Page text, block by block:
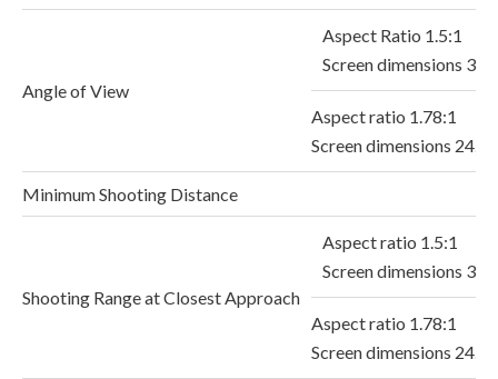
Angle of View
Aspect Ratio 1.5:1
Screen dimensions
Aspect ratio 1.78:1
Screen dimensions
Minimum Shooting Distance
Shooting Range at Closest Approach
Aspect ratio 1.5:1
Screen dimensions
Aspect ratio 1.78:1
Screen dimensions